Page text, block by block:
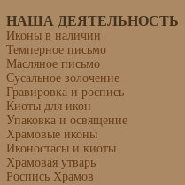
НАША ДЕЯТЕЛЬНОСТЬ
Иконы в наличии
Темперное письмо
Масляное письмо
Сусальное золочение
Гравировка и роспись
Киоты для икон
Упаковка и освящение
Храмовые иконы
Иконостасы и киоты
Храмовая утварь
Роспись Храмов